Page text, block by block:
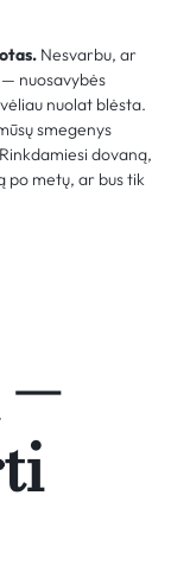
Nesvarbu, ar
nuosavybės
nuolat blėsta.
smegenys
dovaną,
po metų, ar bus tik
—